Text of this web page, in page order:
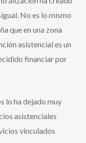
No es lo mismo
que en una zona
asistencial es un
financiar por
lo ha dejado muy
asistenciales
vinculados